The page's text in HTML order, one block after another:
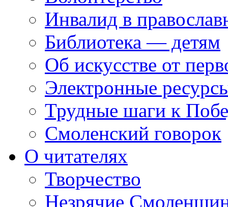
Инвалид в
Библиотека — детям
Об искусстве от
Электронные
Трудные шаги к
Смоленский говорок
О читателях
Творчество
Незрячие